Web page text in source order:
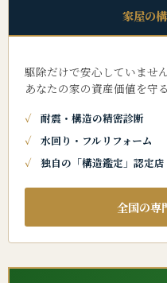
家屋の
駆除だけで安心していませ
あなたの家の資産価値を守
耐震・構造の精密診断
水回り・フルリフォーム
独自の「構造鑑定」認定店
全国の専